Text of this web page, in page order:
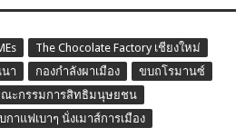
The Chocolate Factory เชียงใหม่
า กองกำลังผาเมือง
ขบถโรมานซ์
ะกรรมการสิทธิมนุษยชน
กาแฟเบาๆ นั่งเมาส์การเมือง